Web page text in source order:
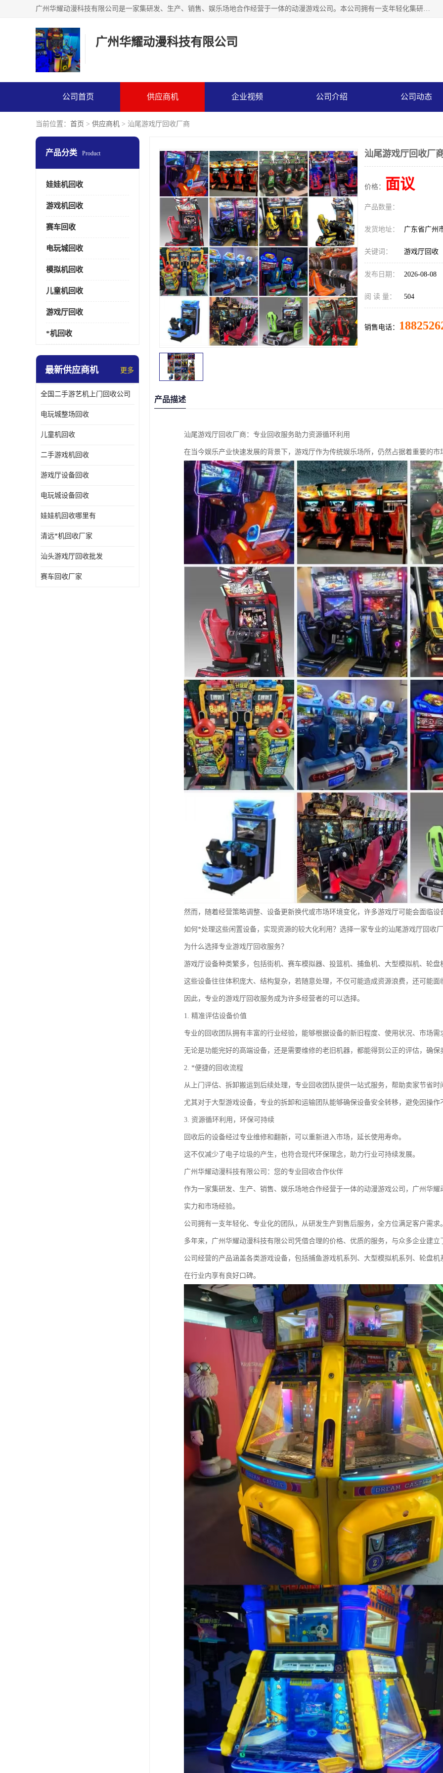
广州华耀动漫科技有限公司是一家集研发、生产、销售、娱乐场地合作经营于一体的动漫游戏公司。本公司拥有一支年轻化集研发生产到售后服务的队伍，及时地为客户提供、赚钱的产品。本公司以雄厚的实力、合理的价格、优良的服务与多家企业建立了长期的合作关系。热诚欢迎各界前来参观、考察、洽谈业务。目前公司经营的产品有：各种捕渔游戏机系列，大型模拟机系列、轮盘机系列、连线机系列、框体机系列、玛莉机系列等。
广州华耀动漫科技有限公司
公司首页 供应商机 企业视频 公司介绍 公司动态
当前位置： 首页 > 供应商机 > 汕尾游戏厅回收厂商
产品分类 Product
娃娃机回收
游戏机回收
赛车回收
电玩城回收
模拟机回收
儿童机回收
游戏厅回收
*机回收
最新供应商机 更多
全国二手游艺机上门回收公司
电玩城整场回收
儿童机回收
二手游戏机回收
游戏厅设备回收
电玩城设备回收
娃娃机回收哪里有
清远*机回收厂家
汕头游戏厅回收批发
赛车回收厂家
汕尾游戏厅回收厂
价格： 面议
产品数量：
发货地址： 广东省广州
关键词： 游戏厅回收
发布日期： 2026-08-08
阅 读 量： 504
销售电话：
产品描述
汕尾游戏厅回收厂商：专业回收服务助力资源循环利用
在当今娱乐产业快速发展的背景下，游戏厅作为传统娱乐场所，仍然占据着重要的市
然而，随着经营策略调整、设备更新换代或市场环境变化，许多游戏厅可能会面临设
如何*处理这些闲置设备，实现资源的较大化利用？选择一家专业的汕尾游戏厅回收
为什么选择专业游戏厅回收服务？
游戏厅设备种类繁多，包括街机、赛车模拟器、投篮机、捕鱼机、大型模拟机、轮
这些设备往往体积庞大、结构复杂，若随意处理，不仅可能造成资源浪费，还可能面
因此，专业的游戏厅回收服务成为许多经营者的可以选择。
1. 精准评估设备价值
专业的回收团队拥有丰富的行业经验，能够根据设备的新旧程度、使用状况、市场
无论是功能完好的高端设备，还是需要维修的老旧机器，都能得到公正的评估，确保
2. *便捷的回收流程
从上门评估、拆卸搬运到后续处理，专业回收团队提供一站式服务，帮助卖家节省时
尤其对于大型游戏设备，专业的拆卸和运输团队能够确保设备安全转移，避免因操作
3. 资源循环利用，环保可持续
回收后的设备经过专业维修和翻新，可以重新进入市场，延长使用寿命。
这不仅减少了电子垃圾的产生，也符合现代环保理念，助力行业可持续发展。
广州华耀动漫科技有限公司：您的专业回收合作伙伴
作为一家集研发、生产、销售、娱乐场地合作经营于一体的动漫游戏公司，广州华
实力和市场经验。
公司拥有一支年轻化、专业化的团队，从研发生产到售后服务，全方位满足客户需求
多年来，广州华耀动漫科技有限公司凭借合理的价格、优质的服务，与众多企业建
公司经营的产品涵盖各类游戏设备，包括捕鱼游戏机系列、大型模拟机系列、轮盘
在行业内享有良好口碑。